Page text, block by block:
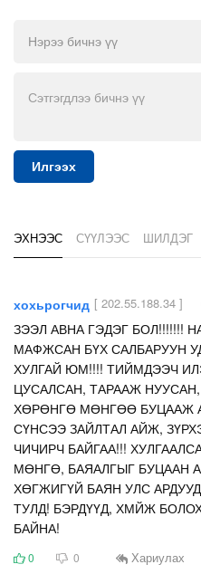
Илгээх
ЭХНЭЭС СҮҮЛЭЭС ШИЛДЭГ
хохьрогчид [ 202.55.188.34 ]
ЗЭЭЛ АВНА ГЭДЭГ БОЛ!!!!!!!
МАФЖСАН БҮХ САЛБАРУУН
ХУЛГАЙ ЮМ!!!! ТИЙМДЭЭЧ
ЦУСАЛСАН, ТАРААЖ
ХӨРӨНГӨ МӨНГӨӨ БУЦААЖ
СҮНСЭЭ ЗАЙЛТАЛ АЙЖ,
ЧИЧИРЧ БАЙГАА!!!
МӨНГӨ, БАЯАЛГЫГ БУЦААН
ХӨГЖИГҮЙ БАЯН УЛС
ТУЛД! БЭРДҮҮД, ХМЙЖ
БАЙНА!
0 0 Хариулах